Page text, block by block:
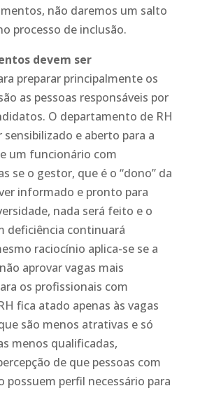
não daremos um salto
processo de inclusão.
devem ser
preparar principalmente os
as pessoas responsáveis por
O departamento de RH
e aberto para a
um funcionário com
se o gestor, que é o “dono” da
informado e pronto para
nada será feito e o
deficiência continuará
raciocínio aplica-se se a
aprovar vagas mais
os profissionais com
fica atado apenas às vagas
são menos atrativas e só
menos qualificadas,
de que pessoas com
possuem perfil necessário para